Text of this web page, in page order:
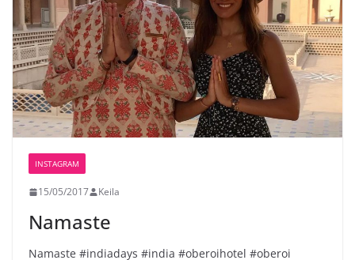
INSTAGRAM
15/05/2017 Keila
Namaste️
Namaste️ #indiadays #india #oberoihotel #oberoi